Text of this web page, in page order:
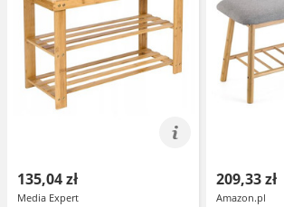
135,04 zł
Media Expert
209,33 zł
Amazon.pl